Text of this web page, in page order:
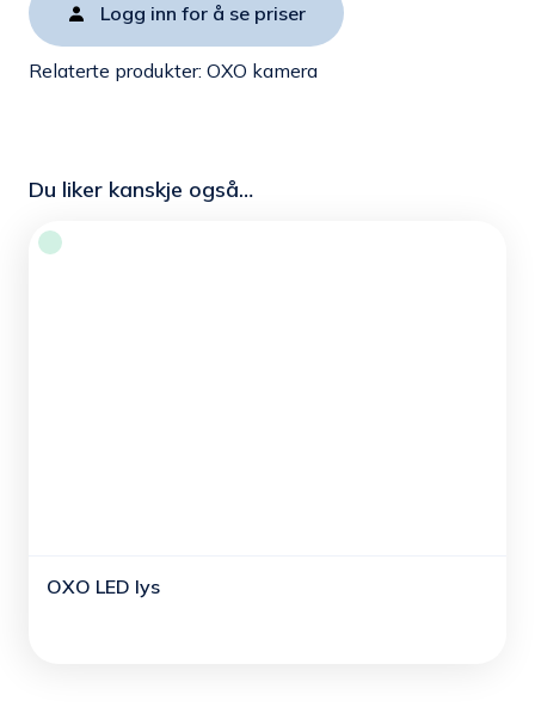
Logg inn for å se priser
Relaterte produkter: OXO kamera
Du liker kanskje også…
OXO LED lys